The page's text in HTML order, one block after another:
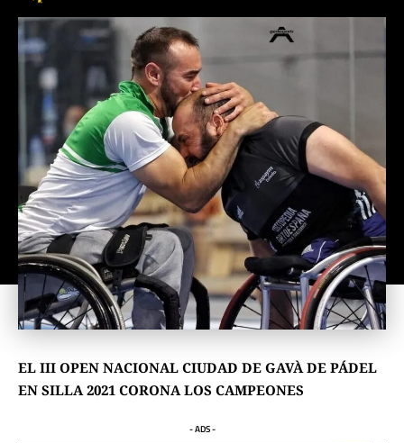
EL III OPEN NACIONAL CIUDAD DE GAVÀ DE PÁDEL
EN SILLA 2021 CORONA LOS CAMPEONES
- ADS -